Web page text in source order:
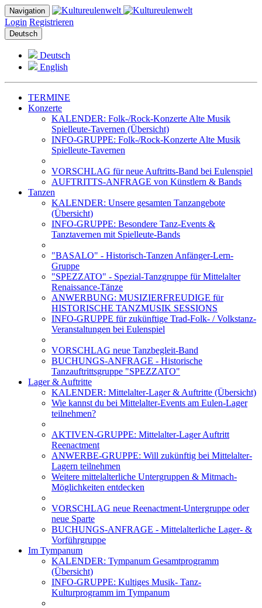
Navigation
Login Registrieren
Deutsch
Deutsch
English
TERMINE
Konzerte
KALENDER: Folk-/Rock-Konzerte Alte Musik
Spielleute-Tavernen (Übersicht)
INFO-GRUPPE: Folk-/Rock-Konzerte Alte Musik
Spielleute-Tavernen
VORSCHLAG für neue Auftritts-Band bei Eulenspiel
AUFTRITTS-ANFRAGE von Künstlern & Bands
Tanzen
KALENDER: Unsere gesamten Tanzangebote
(Übersicht)
INFO-GRUPPE: Besondere Tanz-Events &
Tanztavernen mit Spielleute-Bands
"BASALO" - Historisch-Tanzen Anfänger-Lern-
Gruppe
"SPEZZATO" - Spezial-Tanzgruppe für Mittelalter
Renaissance-Tänze
ANWERBUNG: MUSIZIERFREUDIGE für
HISTORISCHE TANZMUSIK SESSIONS
INFO-GRUPPE für zukünftige Trad-Folk- / Volkstanz-
Veranstaltungen bei Eulenspiel
VORSCHLAG neue Tanzbegleit-Band
BUCHUNGS-ANFRAGE - Historische
Tanzauftrittsgruppe "SPEZZATO"
Lager & Auftritte
KALENDER: Mittelalter-Lager & Auftritte (Übersicht)
Wie kannst du bei Mittelalter-Events am Eulen-Lager
teilnehmen?
AKTIVEN-GRUPPE: Mittelalter-Lager Auftritt
Reenactment
ANWERBE-GRUPPE: Will zukünftig bei Mittelalter-
Lagern teilnehmen
Weitere mittelalterliche Untergruppen & Mitmach-
Möglichkeiten entdecken
VORSCHLAG neue Reenactment-Untergruppe oder
neue Sparte
BUCHUNGS-ANFRAGE - Mittelalterliche Lager- &
Vorführgruppe
Im Tympanum
KALENDER: Tympanum Gesamtprogramm
(Übersicht)
INFO-GRUPPE: Kultiges Musik- Tanz-
Kulturprogramm im Tympanum